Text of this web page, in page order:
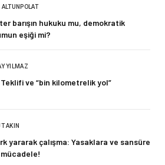
ALTUNPOLAT
barışın hukuku mu, demokratik
eşiği mi?
YILMAZ
ve “bin kilometrelik yol”
AKIN
yararak çalışma: Yasaklara ve sansüre
mücadele!